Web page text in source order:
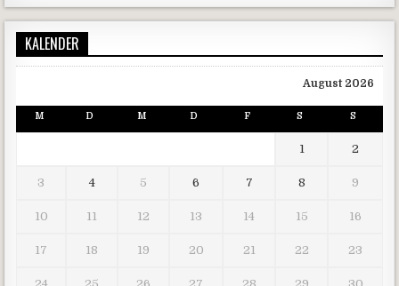
KALENDER
August 2026
M D M D F S S
1 2
3 4 5 6 7 8 9
10 11 12 13 14 15 16
17 18 19 20 21 22 23